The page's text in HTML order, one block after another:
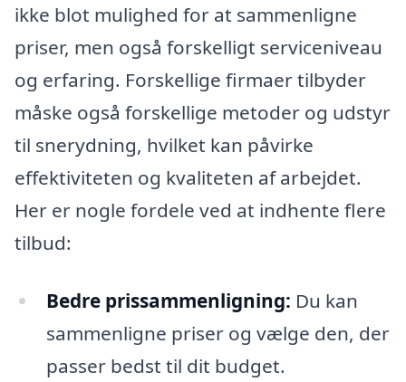
ikke blot mulighed for at sammenligne
priser, men også forskelligt serviceniveau
og erfaring. Forskellige firmaer tilbyder
måske også forskellige metoder og udstyr
til snerydning, hvilket kan påvirke
effektiviteten og kvaliteten af arbejdet.
Her er nogle fordele ved at indhente flere
tilbud:
Bedre prissammenligning: Du kan
sammenligne priser og vælge den, der
passer bedst til dit budget.